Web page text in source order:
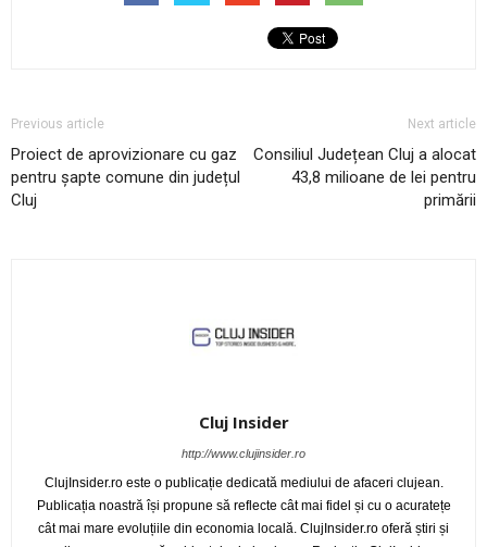
Previous article
Proiect de aprovizionare cu gaz
pentru șapte comune din județul
Cluj
Next article
Consiliul Județean Cluj a alocat
43,8 milioane de lei pentru
primării
Cluj Insider
http://www.clujinsider.ro
ClujInsider.ro este o publicație dedicată mediului de afaceri clujean.
Publicația noastră își propune să reflecte cât mai fidel și cu o acuratețe
cât mai mare evoluțiile din economia locală. ClujInsider.ro oferă știri și